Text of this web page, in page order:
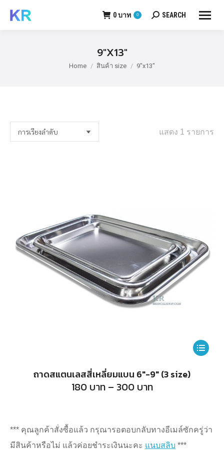
0บาท 0 Search:
SEARCH
9"X13"
You are here:
Home สินค้า size 9"x13"
แสดง 1 รายการ
This
The
ถาดสแตนเลสสี่เหลี่ยมแบน 6″-9″ (3 size)
180บาท – 300บาทPrice
range:
300
บาท
*** คุณลูกค้าสั่งซื้อแล้ว กรุณารอตอบกลับทางอีเมล์ซักครู่ว่า
มีสินค้าหรือไม่ แล้วค่อยชำระเงินนะคะ แนบสลิบ ***